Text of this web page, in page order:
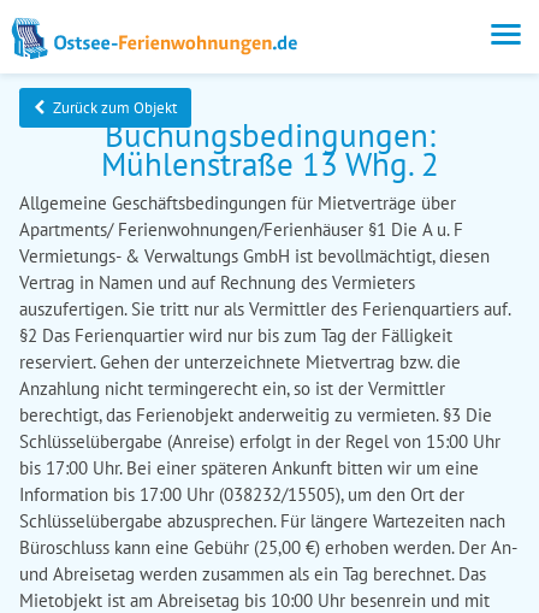
Zurück zum Objekt
Buchungsbedingungen:
Mühlenstraße 13 Whg. 2
Allgemeine Geschäftsbedingungen für Mietverträge über
Apartments/ Ferienwohnungen/Ferienhäuser §1 Die A u. F
Vermietungs- & Verwaltungs GmbH ist bevollmächtigt, diesen
Vertrag in Namen und auf Rechnung des Vermieters
auszufertigen. Sie tritt nur als Vermittler des Ferienquartiers auf.
§2 Das Ferienquartier wird nur bis zum Tag der Fälligkeit
reserviert. Gehen der unterzeichnete Mietvertrag bzw. die
Anzahlung nicht termingerecht ein, so ist der Vermittler
berechtigt, das Ferienobjekt anderweitig zu vermieten. §3 Die
Schlüsselübergabe (Anreise) erfolgt in der Regel von 15:00 Uhr
bis 17:00 Uhr. Bei einer späteren Ankunft bitten wir um eine
Information bis 17:00 Uhr (038232/15505), um den Ort der
Schlüsselübergabe abzusprechen. Für längere Wartezeiten nach
Büroschluss kann eine Gebühr (25,00 €) erhoben werden. Der An-
und Abreisetag werden zusammen als ein Tag berechnet. Das
Mietobjekt ist am Abreisetag bis 10:00 Uhr besenrein und mit